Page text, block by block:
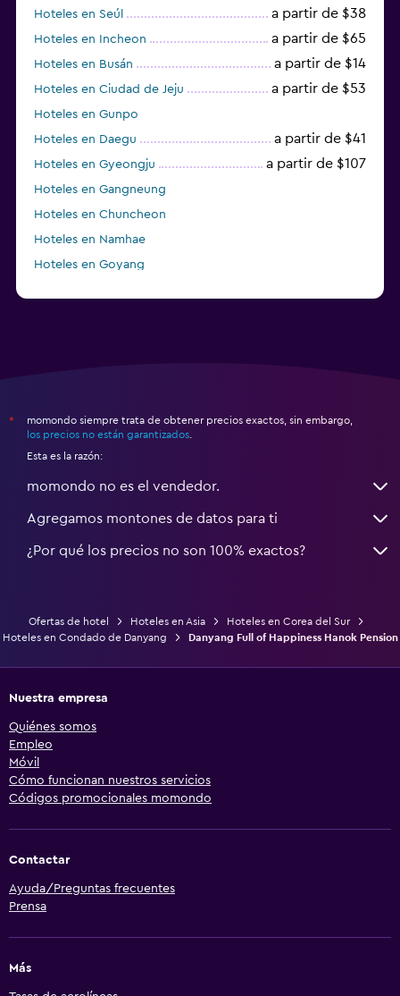
Hoteles en Seúl a partir de $38
Hoteles en Incheon a partir de $65
Hoteles en Busán a partir de $14
Hoteles en Ciudad de Jeju a partir de $53
Hoteles en Gunpo
Hoteles en Daegu
a partir de $41
Hoteles en Gyeongju a partir de $107
Hoteles en Gangneung
Hoteles en Chuncheon
Hoteles en Namhae
Hoteles en Goyang
*
momondo siempre trata de obtener precios exactos, sin embargo,
los precios no están garantizados
Esta es la razón:
momondo no es el vendedor.
Agregamos montones de datos para ti
¿Por qué los precios no son 100% exactos?
Ofertas de hotel Hoteles en Asia
Hoteles en Corea del Sur
Hoteles en Condado de Danyang
Danyang Full of Happiness Hanok Pension
Nuestra empresa
Quiénes somos
Empleo
Móvil
Cómo funcionan nuestros servicios
Códigos promocionales momondo
Contactar
Ayuda/Preguntas frecuentes
Prensa
Más